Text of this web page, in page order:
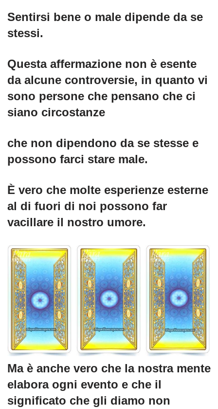
Sentirsi bene o male dipende da se
stessi.
Questa affermazione non è esente
da alcune controversie, in quanto vi
sono persone che pensano che ci
siano circostanze
che non dipendono da se stesse e
possono farci stare male.
È vero che molte esperienze esterne
al di fuori di noi possono far
vacillare il nostro umore.
Ma è anche vero che la nostra mente
elabora ogni evento e che il
significato che gli diamo non